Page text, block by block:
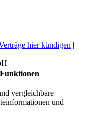
hier kündigen |
vergleichbare
und